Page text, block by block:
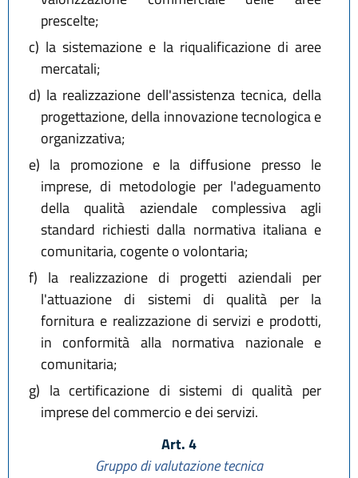
prescelte;
c) la sistemazione e la riqualificazione di aree
mercatali;
d) la realizzazione dell'assistenza tecnica, della
progettazione, della innovazione tecnologica e
organizzativa;
e) la promozione e la diffusione presso le
imprese, di metodologie per l'adeguamento
della qualità aziendale complessiva agli
standard richiesti dalla normativa italiana e
comunitaria, cogente o volontaria;
f) la realizzazione di progetti aziendali per
l'attuazione di sistemi di qualità per la
fornitura e realizzazione di servizi e prodotti,
in conformità alla normativa nazionale e
comunitaria;
g) la certificazione di sistemi di qualità per
imprese del commercio e dei servizi.
Art. 4
Gruppo di valutazione tecnica